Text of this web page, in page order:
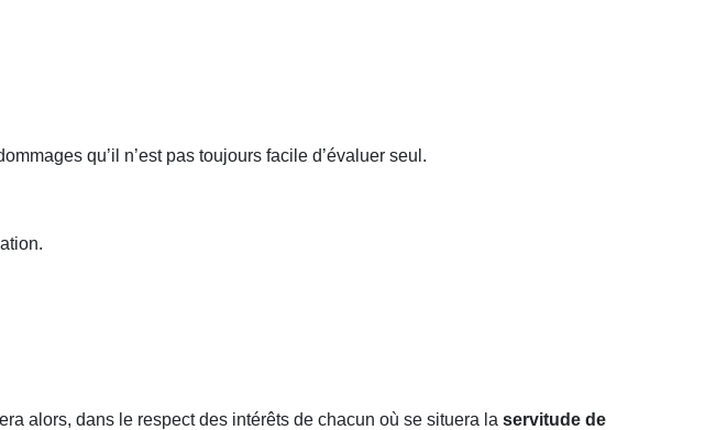
qu’il n’est pas toujours facile d’évaluer seul.
alors, dans le respect des intérêts de chacun où se situera laservitude de